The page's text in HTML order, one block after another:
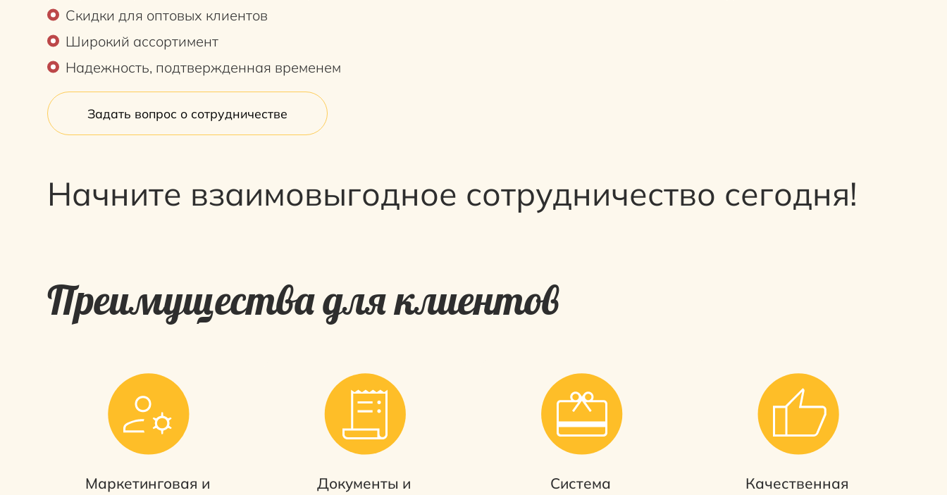
Скидки для оптовых клиентов
Широкий ассортимент
Надежность, подтвержденная временем
Задать вопрос о сотрудничестве
Начните взаимовыгодное сотрудничество сегодня!
Преимущества для клиентов
Маркетинговая и
Документы и
Система
Качественная